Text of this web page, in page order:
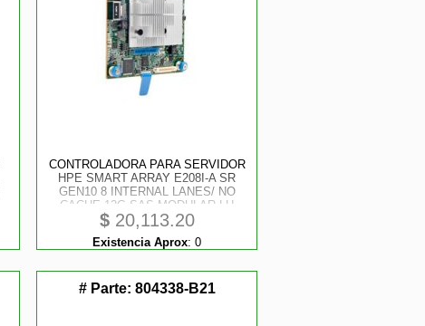
CONTROLADORA PARA SERVIDOR
HPE SMART ARRAY E208I-A SR
GEN10 8 INTERNAL LANES/ NO
CACHE 12G SAS MODULAR LH
CONTROLLER DIGITAL DATA
SHEET
$20,113.20
Existencia Aprox: 0
# Parte: 804338-B21